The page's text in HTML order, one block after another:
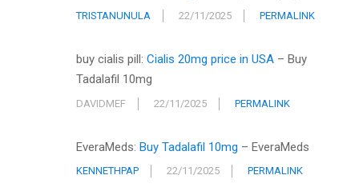
TRISTANUNULA 22/11/2025 PERMALINK
buy cialis pill: Cialis 20mg price in USA – Buy
Tadalafil 10mg
DAVIDMEF 22/11/2025 PERMALINK
EveraMeds: Buy Tadalafil 10mg – EveraMeds
KENNETHPAP 22/11/2025 PERMALINK